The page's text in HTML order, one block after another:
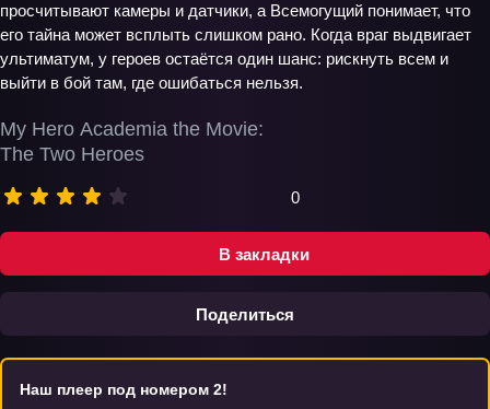
В закладки
Поделиться
My Hero Academia the Movie:
The Two Heroes
0
просчитывают камеры и датчики, а Всемогущий понимает, что
его тайна может всплыть слишком рано. Когда враг выдвигает
ультиматум, у героев остаётся один шанс: рискнуть всем и
выйти в бой там, где ошибаться нельзя.
Наш плеер под номером 2!